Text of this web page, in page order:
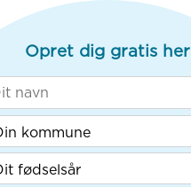
Opret dig gratis her